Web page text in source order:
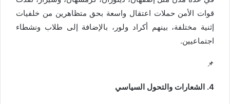
قوات الأمن حملات اعتقال واسعة بحق متظاهرين من خلفيات
إثنية مختلفة، بينهم أكراد ولور، بالإضافة إلى طلاب ونشطاء
اجتماعيين.
📌
4. الشعارات والتحول السياسي